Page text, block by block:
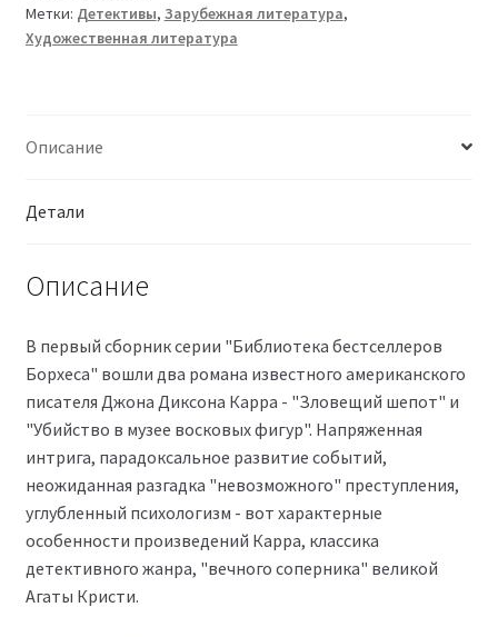
Метки: Детективы, Зарубежная литература,
Художественная литература
Описание
Детали
Описание
В первый сборник серии "Библиотека бестселлеров
Борхеса" вошли два романа известного американского
писателя Джона Диксона Карра - "Зловещий шепот" и
"Убийство в музее восковых фигур". Напряженная
интрига, парадоксальное развитие событий,
неожиданная разгадка "невозможного" преступления,
углубленный психологизм - вот характерные
особенности произведений Карра, классика
детективного жанра, "вечного соперника" великой
Агаты Кристи.